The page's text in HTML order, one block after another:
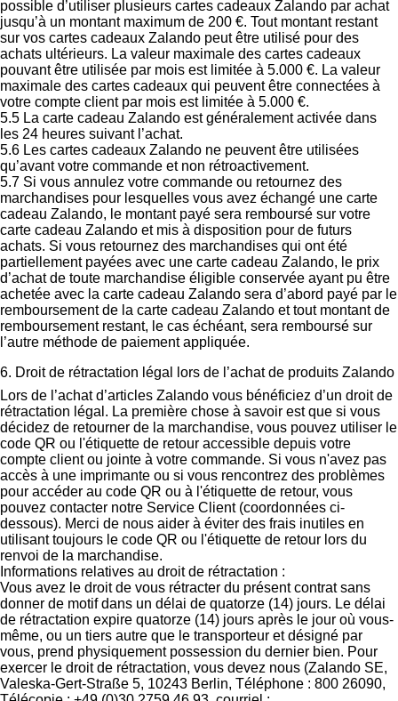
possible d’utiliser plusieurs cartes cadeaux Zalando par achat
jusqu’à un montant maximum de 200 €. Tout montant restant
sur vos cartes cadeaux Zalando peut être utilisé pour des
achats ultérieurs. La valeur maximale des cartes cadeaux
pouvant être utilisée par mois est limitée à 5.000 €. La valeur
maximale des cartes cadeaux qui peuvent être connectées à
votre compte client par mois est limitée à 5.000 €.
5.5 La carte cadeau Zalando est généralement activée dans
les 24 heures suivant l’achat.
5.6 Les cartes cadeaux Zalando ne peuvent être utilisées
qu’avant votre commande et non rétroactivement.
5.7 Si vous annulez votre commande ou retournez des
marchandises pour lesquelles vous avez échangé une carte
cadeau Zalando, le montant payé sera remboursé sur votre
carte cadeau Zalando et mis à disposition pour de futurs
achats. Si vous retournez des marchandises qui ont été
partiellement payées avec une carte cadeau Zalando, le prix
d’achat de toute marchandise éligible conservée ayant pu être
achetée avec la carte cadeau Zalando sera d’abord payé par le
remboursement de la carte cadeau Zalando et tout montant de
remboursement restant, le cas échéant, sera remboursé sur
l’autre méthode de paiement appliquée.
6. Droit de rétractation légal lors de l’achat de produits Zalando
Lors de l’achat d’articles Zalando vous bénéficiez d’un droit de
rétractation légal. La première chose à savoir est que si vous
décidez de retourner de la marchandise, vous pouvez utiliser le
code QR ou l'étiquette de retour accessible depuis votre
compte client ou jointe à votre commande. Si vous n'avez pas
accès à une imprimante ou si vous rencontrez des problèmes
pour accéder au code QR ou à l'étiquette de retour, vous
pouvez contacter notre Service Client (coordonnées ci-
dessous). Merci de nous aider à éviter des frais inutiles en
utilisant toujours le code QR ou l'étiquette de retour lors du
renvoi de la marchandise.
Informations relatives au droit de rétractation :
Vous avez le droit de vous rétracter du présent contrat sans
donner de motif dans un délai de quatorze (14) jours. Le délai
de rétractation expire quatorze (14) jours après le jour où vous-
même, ou un tiers autre que le transporteur et désigné par
vous, prend physiquement possession du dernier bien. Pour
exercer le droit de rétractation, vous devez nous (Zalando SE,
Valeska-Gert-Straße 5, 10243 Berlin, Téléphone : 800 26090,